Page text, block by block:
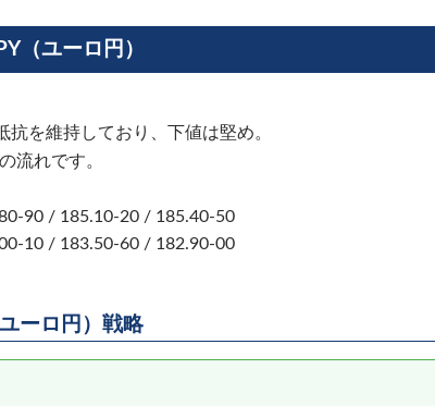
（ユーロ円）
抗を維持しており、下値は堅め。
流れです。
90 / 185.10-20 / 185.40-50
10 / 183.50-60 / 182.90-00
ーロ円）戦略